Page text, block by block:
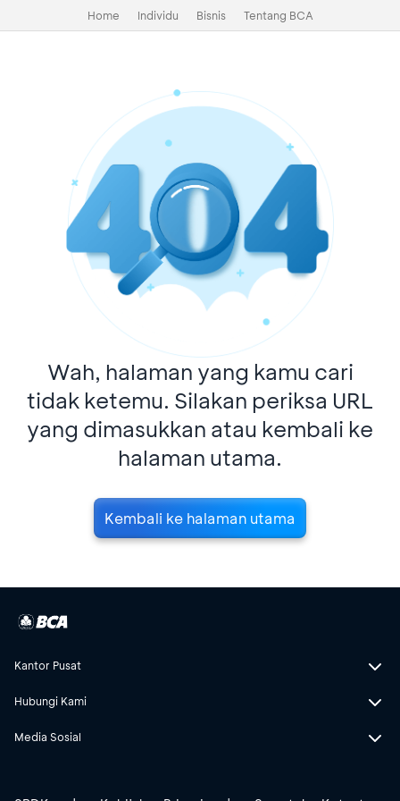
Home Individu Bisnis Tentang BCA
Wah, halaman yang kamu cari
tidak ketemu. Silakan periksa URL
yang dimasukkan atau kembali ke
halaman utama.
Kembali ke halaman utama
Kantor Pusat
Hubungi Kami
Media Sosial